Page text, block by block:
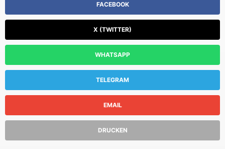
FACEBOOK
X (TWITTER)
WHATSAPP
TELEGRAM
EMAIL
DRUCKEN